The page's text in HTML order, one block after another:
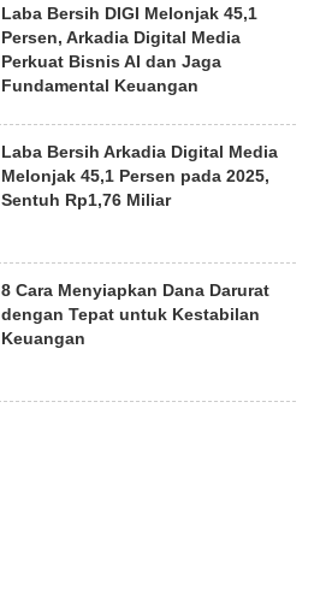
Laba Bersih DIGI Melonjak 45,1
Persen, Arkadia Digital Media
Perkuat Bisnis AI dan Jaga
Fundamental Keuangan
Laba Bersih Arkadia Digital Media
Melonjak 45,1 Persen pada 2025,
Sentuh Rp1,76 Miliar
8 Cara Menyiapkan Dana Darurat
dengan Tepat untuk Kestabilan
Keuangan